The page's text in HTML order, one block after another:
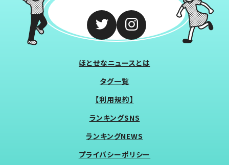
ほとせなニュースとは
タグ一覧
【利用規約】
ランキングSNS
ランキングNEWS
プライバシーポリシー